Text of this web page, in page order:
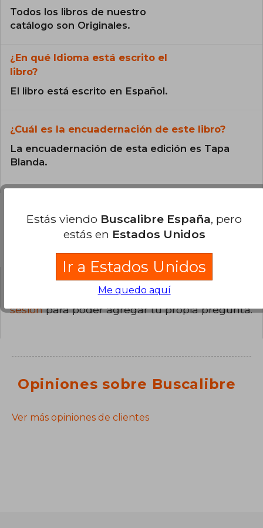
Todos los libros de nuestro
catálogo son Originales.
¿En qué Idioma está escrito el
libro?
El libro está escrito en Español.
¿Cuál es la encuadernación de este libro?
La encuadernación de esta edición es Tapa
Blanda.
Preguntas y respuestas sobre el libro
¿Tienes una pregunta sobre el libro?
sesiónpara poder agregar tu propia pregunta.
Opiniones sobre Buscalibre
Ver más opiniones de clientes
Estás viendo Buscalibre España, pero
estás en Estados Unidos
Ir a Estados Unidos
Me quedo aquí